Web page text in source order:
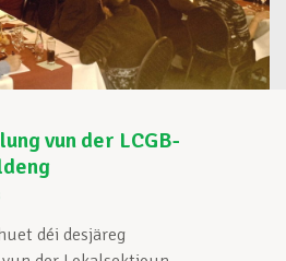
vun der LCGB-
déi desjäreg